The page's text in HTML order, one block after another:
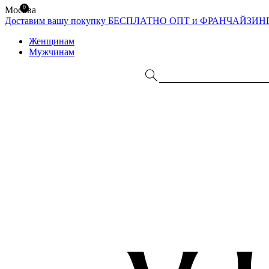
Москва
Доставим вашу покупку БЕСПЛАТНО ОПТ и
Женщинам
Мужчинам
0